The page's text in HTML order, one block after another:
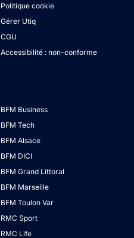
Politique cookie
Gérer Utiq
CGU
Accessibilité : non-conforme
BFM Business
BFM Tech
BFM Alsace
BFM DICI
BFM Grand Littoral
BFM Marseille
BFM Toulon Var
RMC Sport
RMC Life